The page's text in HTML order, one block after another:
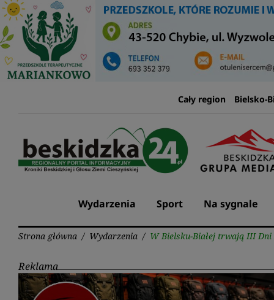
Przejdź
do
treści
Cały region Bielsko-
Wydarzenia Sport Na sygnale
Strona główna / Wydarzenia / W Bielsku-Białej trwają III
Reklama